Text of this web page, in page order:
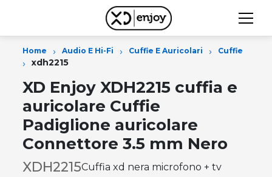
Home › Audio E Hi-Fi › Cuffie E Auricolari › Cuffie
› xdh2215
XD Enjoy XDH2215 cuffia e
auricolare Cuffie
Padiglione auricolare
Connettore 3.5 mm Nero
XDH2215Cuffia xd nera microfono + tv